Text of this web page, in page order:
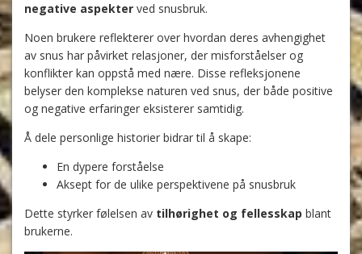
negative aspekter ved snusbruk.
Noen brukere reflekterer over hvordan deres avhengighet
av snus har påvirket relasjoner, der misforståelser og
konflikter kan oppstå med nære. Disse refleksjonene
belyser den komplekse naturen ved snus, der både positive
og negative erfaringer eksisterer samtidig.
Å dele personlige historier bidrar til å skape:
En dypere forståelse
Aksept for de ulike perspektivene på snusbruk
Dette styrker følelsen av tilhørighet og fellesskap blant
brukerne.